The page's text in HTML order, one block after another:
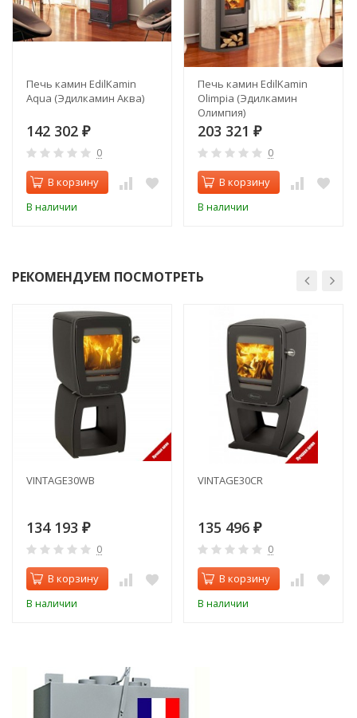
Печь камин EdilKamin
Aqua (Эдилкамин Аква)
142 302 ₽
0
В корзину
В наличии
Печь камин EdilKamin
Olimpia (Эдилкамин
Олимпия)
203 321 ₽
0
В корзину
В наличии
РЕКОМЕНДУЕМ ПОСМОТРЕТЬ
VINTAGE30WB
134 193 ₽
0
В корзину
В наличии
VINTAGE30CR
135 496 ₽
0
В корзину
В наличии